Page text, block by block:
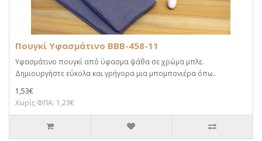
Πουγκί Υφασμάτινο BBB-458-11
Υφασμάτινο πουγκί από ύφασμα ψάθα σε χρώμα μπλε.
Δημιουργήστε εύκολα και γρήγορα μια μπομπονιέρα όπω..
1,53€
Χωρίς ΦΠΑ: 1,23€